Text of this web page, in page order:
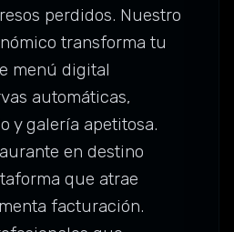
perdidos. Nuestro
transforma tu
menú digital
automáticas,
y galería apetitosa.
en destino
que atrae
facturación.